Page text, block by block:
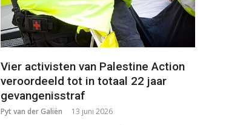
Vier activisten van Palestine Action
veroordeeld tot in totaal 22 jaar
gevangenisstraf
Pyt van der Galiën 13 juni 2026